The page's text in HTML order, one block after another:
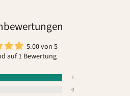
5.00 von 5
auf 1 Bewertung
1
0